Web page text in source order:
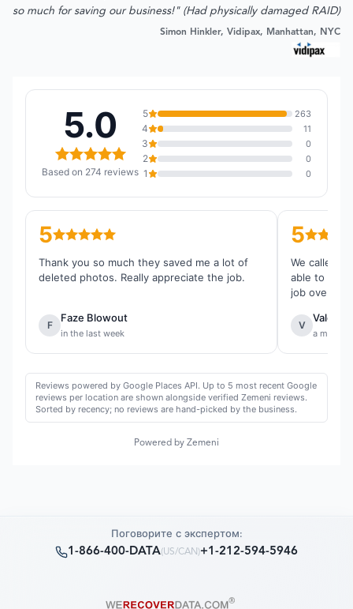
so much for saving our business!" (Had physically damaged RAID)
Simon Hinkler, Vidipax, Manhattan, NYC
5.0
Based on 274 reviews
5 263
4 11
3 0
2 0
1 0
5
Thank you so much they saved me a lot of
deleted photos. Really appreciate the job.
F
Faze Blowout
in the last week
5
We called
able to
job overall.
V
a month
Reviews powered by Google Places API. Up to 5 most recent Google
reviews per location are shown alongside verified Zemeni reviews.
Sorted by recency; no reviews are hand-picked by the business.
Powered by Zemeni
Поговорите с экспертом:
1-866-400-DATA(US/CAN )+1-212-594-5946